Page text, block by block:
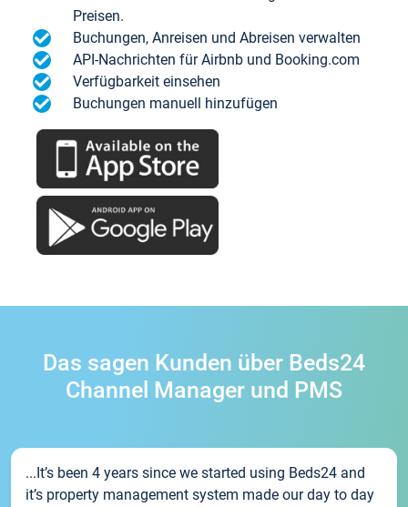
Preisen.
Buchungen, Anreisen und Abreisen verwalten
API-Nachrichten für Airbnb und Booking.com
Verfügbarkeit einsehen
Buchungen manuell hinzufügen
Das sagen Kunden über Beds24
Channel Manager und PMS
...It’s been 4 years since we started using Beds24 and
it’s property management system made our day to day